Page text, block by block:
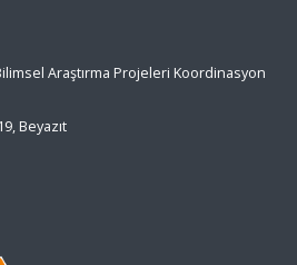
Araştırma Projeleri Koordinasyon
Beyazıt